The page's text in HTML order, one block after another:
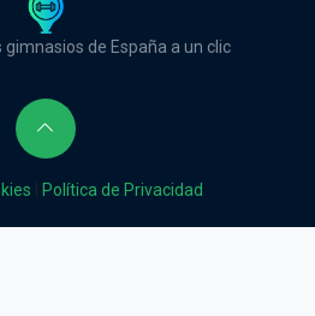
de España a un clic
Política de Privacidad